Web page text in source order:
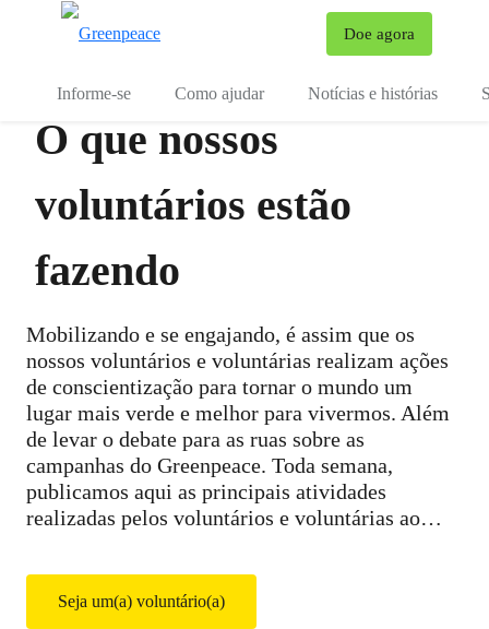
Doe agora
Informe-se Como ajudar Notícias e histórias
O que nossos
voluntários estão
fazendo
Mobilizando e se engajando, é assim que os
nossos voluntários e voluntárias realizam ações
de conscientização para tornar o mundo um
lugar mais verde e melhor para vivermos. Além
de levar o debate para as ruas sobre as
campanhas do Greenpeace. Toda semana,
publicamos aqui as principais atividades
realizadas pelos voluntários e voluntárias ao
Seja um(a) voluntário(a)